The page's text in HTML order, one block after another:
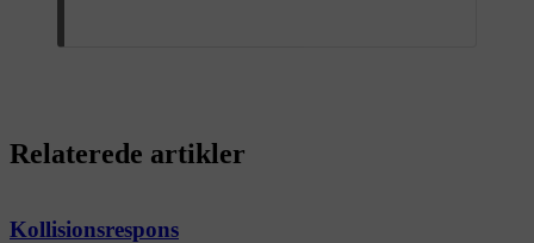
Relaterede artikler
Kollisionsrespons